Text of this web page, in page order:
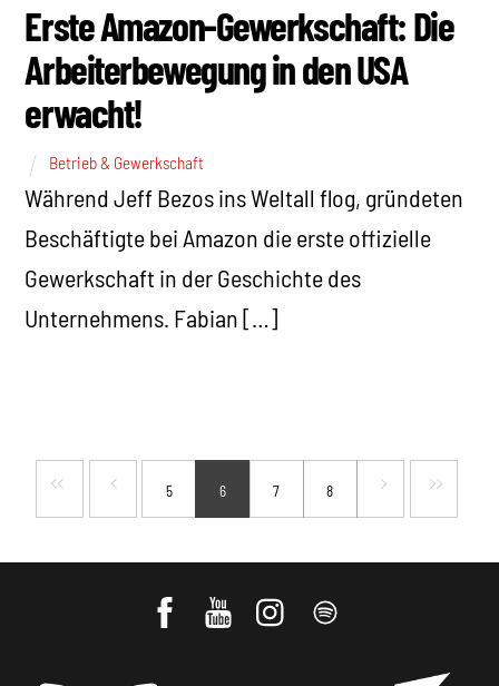
Erste Amazon-Gewerkschaft: Die
Arbeiterbewegung in den USA
erwacht!
Betrieb & Gewerkschaft
Während Jeff Bezos ins Weltall flog, gründeten
Beschäftigte bei Amazon die erste offizielle
Gewerkschaft in der Geschichte des
Unternehmens. Fabian […]
5 6 7 8